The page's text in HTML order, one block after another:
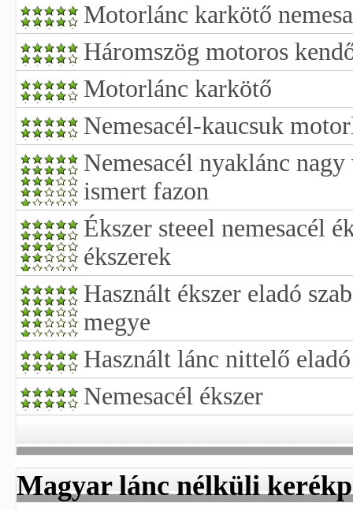
Motorlánc karkötő
Háromszög motoros
Motorlánc karkötő
Nemesacél-kaucsuk
Nemesacél nyaklánc
ismert fazon
Ékszer steeel nemesacél
ékszerek
Használt ékszer eladó
megye
Használt lánc nittelő eladó
Nemesacél ékszer
Magyar lánc nélküli